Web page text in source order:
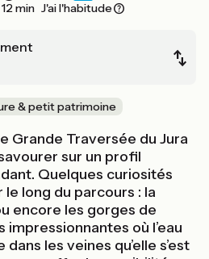
min J'ai l'habitude
& petit patrimoine
Grande Traversée du Jura
sur un profil
Quelques curiosités
le long du parcours : la
encore les gorges de
impressionnantes où l’eau
les veines qu’elle s’est